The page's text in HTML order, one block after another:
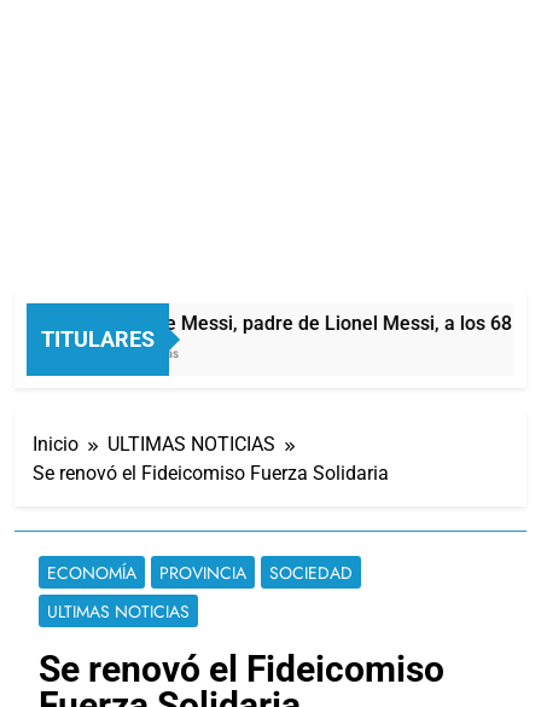
TITULARES
Murió Jorge Messi, padre de Lionel Messi, a los 68
36 Minutos Atrás
Inicio
ULTIMAS NOTICIAS
Se renovó el Fideicomiso Fuerza Solidaria
ECONOMÍA PROVINCIA
SOCIEDAD
ULTIMAS NOTICIAS
Se renovó el Fideicomiso